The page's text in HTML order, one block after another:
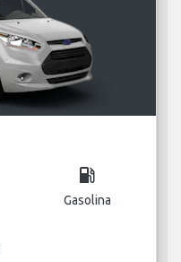
local_gas_station
Gasolina